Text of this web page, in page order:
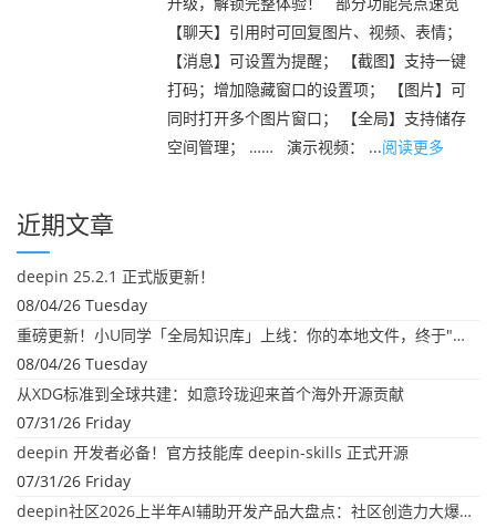
【聊天】引用时可回复图片、视频、表情；
【消息】可设置为提醒； 【截图】支持一键
打码；增加隐藏窗口的设置项； 【图片】可
同时打开多个图片窗口； 【全局】支持储存
空间管理； …… 演示视频： ...阅读更多
近期文章
deepin 25.2.1 正式版更新！
08/04/26 Tuesday
重磅更新！小U同学「全局知识库」上线：你的本地文件，终于"活"起来了
08/04/26 Tuesday
从XDG标准到全球共建：如意玲珑迎来首个海外开源贡献
07/31/26 Friday
deepin 开发者必备！官方技能库 deepin-skills 正式开源
07/31/26 Friday
deepin社区2026上半年AI辅助开发产品大盘点：社区创造力大爆发！